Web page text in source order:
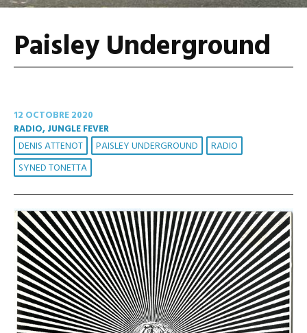
Paisley Underground
12 OCTOBRE 2020
RADIO, JUNGLE FEVER
DENIS ATTENOT PAISLEY UNDERGROUND
RADIO
SYNED TONETTA